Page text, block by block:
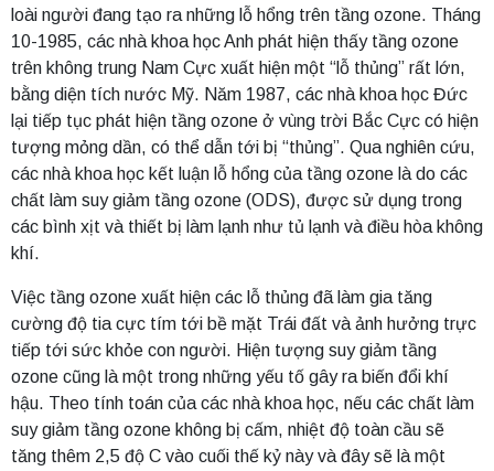
loài người đang tạo ra những lỗ hổng trên tầng ozone. Tháng
10-1985, các nhà khoa học Anh phát hiện thấy tầng ozone
trên không trung Nam Cực xuất hiện một “lỗ thủng” rất lớn,
bằng diện tích nước Mỹ. Năm 1987, các nhà khoa học Đức
lại tiếp tục phát hiện tầng ozone ở vùng trời Bắc Cực có hiện
tượng mỏng dần, có thể dẫn tới bị “thủng”. Qua nghiên cứu,
các nhà khoa học kết luận lỗ hổng của tầng ozone là do các
chất làm suy giảm tầng ozone (ODS), được sử dụng trong
các bình xịt và thiết bị làm lạnh như tủ lạnh và điều hòa không
khí.
Việc tầng ozone xuất hiện các lỗ thủng đã làm gia tăng
cường độ tia cực tím tới bề mặt Trái đất và ảnh hưởng trực
tiếp tới sức khỏe con người. Hiện tượng suy giảm tầng
ozone cũng là một trong những yếu tố gây ra biến đổi khí
hậu. Theo tính toán của các nhà khoa học, nếu các chất làm
suy giảm tầng ozone không bị cấm, nhiệt độ toàn cầu sẽ
tăng thêm 2,5 độ C vào cuối thế kỷ này và đây sẽ là một